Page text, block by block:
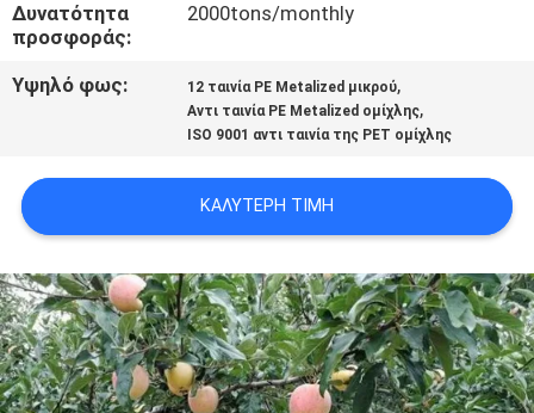
ΕΙΔΉΣΕΙΣ
ΠΡΟΣΦΟΡΆ
SITEMAP
ΠΟΛΙΤΙΚΉ
ΑΠΟΡΡΉΤΟΥ
Δυνατότητα
προσφοράς:
2000tons/monthly
Υψηλό φως: 12 ταινία PE Metalized μικρού,
Αντι ταινία PE Metalized ομίχλης,
ISO 9001 αντι ταινία της PET ομίχλης
ΚΑΛΎΤΕΡΗ ΤΙΜΉ